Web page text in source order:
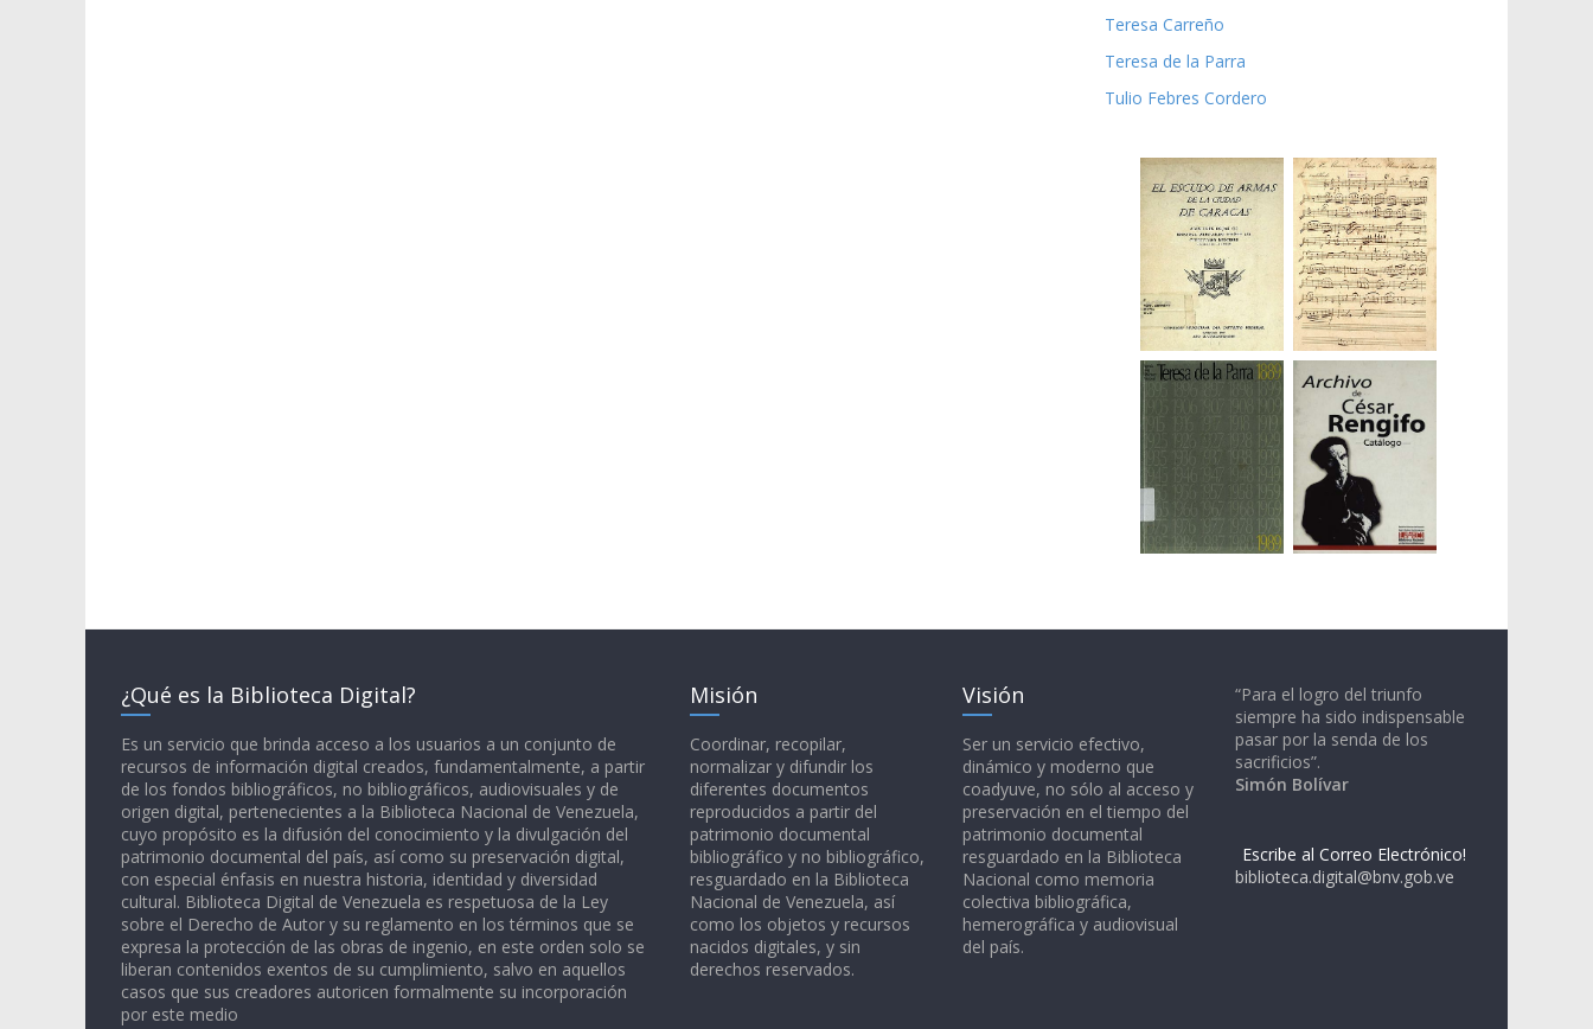
Teresa Carreño
Teresa de la Parra
Tulio Febres Cordero
¿Qué es la Biblioteca Digital?
Es un servicio que brinda acceso a los usuarios a un conjunto de
recursos de información digital creados, fundamentalmente, a partir
de los fondos bibliográficos, no bibliográficos, audiovisuales y de
origen digital, pertenecientes a la Biblioteca Nacional de Venezuela,
cuyo propósito es la difusión del conocimiento y la divulgación del
patrimonio documental del país, así como su preservación digital,
con especial énfasis en nuestra historia, identidad y diversidad
cultural. Biblioteca Digital de Venezuela es respetuosa de la Ley
sobre el Derecho de Autor y su reglamento en los términos que se
expresa la protección de las obras de ingenio, en este orden solo se
liberan contenidos exentos de su cumplimiento, salvo en aquellos
casos que sus creadores autoricen formalmente su incorporación
por este medio
Misión
Coordinar, recopilar,
normalizar y difundir los
diferentes documentos
reproducidos a partir del
patrimonio documental
bibliográfico y no bibliográfico,
resguardado en la Biblioteca
Nacional de Venezuela, así
como los objetos y recursos
nacidos digitales, y sin
derechos reservados.
Visión
Ser un servicio efectivo,
dinámico y moderno que
coadyuve, no sólo al acceso y
preservación en el tiempo del
patrimonio documental
resguardado en la Biblioteca
Nacional como memoria
colectiva bibliográfica,
hemerográfica y audiovisual
del país.
“Para el logro del triunfo
siempre ha sido indispensable
pasar por la senda de los
sacrificios”.
Simón Bolívar
Escribe al Correo Electrónico!
biblioteca.digital@bnv.gob.ve